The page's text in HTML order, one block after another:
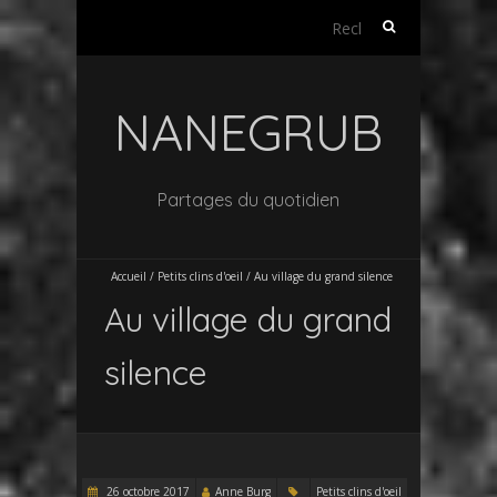
Rechercher :
NANEGRUB
Partages du quotidien
Accueil / Petits clins d'oeil / Au village du grand silence
Au village du grand
silence
26 octobre 2017 Anne Burg Petits clins d'oeil